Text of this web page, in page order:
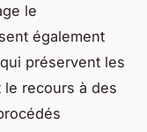
le
également
préservent les
recours à des